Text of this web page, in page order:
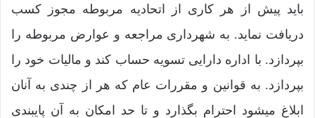
باید پیش از هر کاری از اتحادیه مربوطه مجوز کسب
دریافت نماید. به شهرداری مراجعه و عوارض مربوطه را
بپردازد. با اداره دارایی تسویه حساب کند و مالیات خود را
بپردازد. به قوانین و مقررات عام که هر از چندی به آنان
ابلاغ میشود احترام بگذارد و تا حد امکان به آن پایبندی